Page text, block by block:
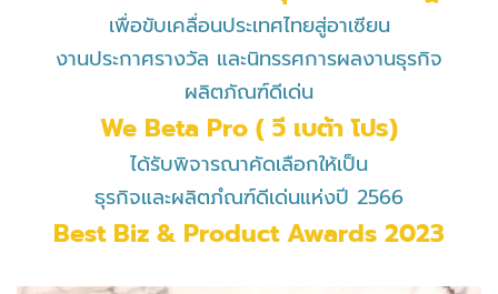
เพื่อขับเคลื่อนประเทศไทยสู่อาเซียน
งานประกาศรางวัล และนิทรรศการผลงานธุรกิจ
ผลิตภัณฑ์ดีเด่น
We Beta Pro ( วี เบต้า โปร)
ได้รับพิจารณาคัดเลือกให้เป็น
ธุรกิจและผลิตภํณฑ์ดีเด่นแห่งปี 2566
Best Biz & Product Awards 2023